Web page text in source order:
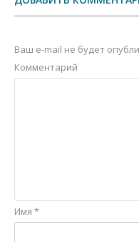
Ваш e-mail не будет
Комментарий
Имя *